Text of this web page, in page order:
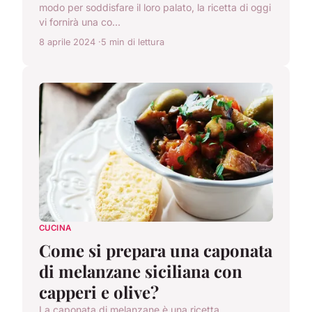
modo per soddisfare il loro palato, la ricetta di oggi
vi fornirà una co...
8 aprile 2024 5 min di lettura
CUCINA
Come si prepara una caponata
di melanzane siciliana con
capperi e olive?
La caponata di melanzane è una ricetta